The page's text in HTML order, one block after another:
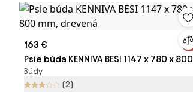
163 €
Psie búda KENNIVA BESI 1147 x 780 x 800
mm, drevená
Búdy
(2)